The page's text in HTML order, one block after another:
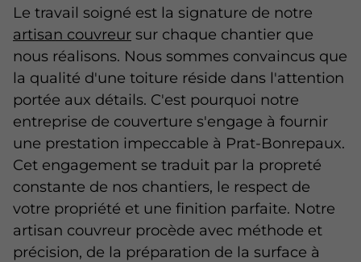
Le travail soigné est la signature de notre
artisan couvreur sur chaque chantier que
nous réalisons. Nous sommes convaincus que
la qualité d'une toiture réside dans l'attention
portée aux détails. C'est pourquoi notre
entreprise de couverture s'engage à fournir
une prestation impeccable à Prat-Bonrepaux.
Cet engagement se traduit par la propreté
constante de nos chantiers, le respect de
votre propriété et une finition parfaite. Notre
artisan couvreur procède avec méthode et
précision, de la préparation de la surface à